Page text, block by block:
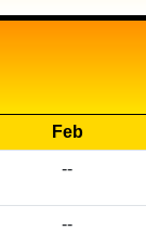
Feb
--
--